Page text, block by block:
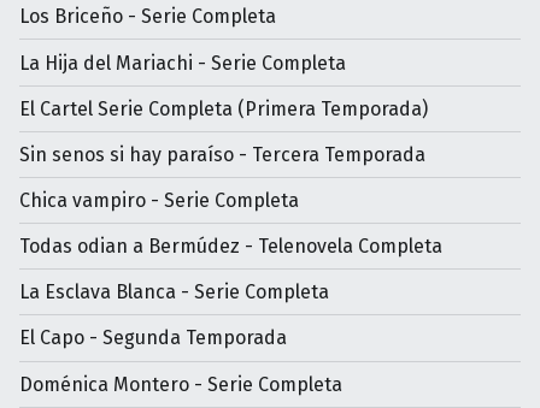
Los Briceño - Serie Completa
La Hija del Mariachi - Serie Completa
El Cartel Serie Completa (Primera Temporada)
Sin senos si hay paraíso - Tercera Temporada
Chica vampiro - Serie Completa
Todas odian a Bermúdez - Telenovela Completa
La Esclava Blanca - Serie Completa
El Capo - Segunda Temporada
Doménica Montero - Serie Completa